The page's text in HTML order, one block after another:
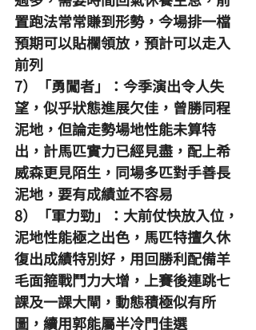
置跑法常常賺到形勢，今場排一檔
預期可以貼欄領放，預計可以走入
前列
7）「勇闖者」：今季演出令人失
望，似乎狀態進展欠佳，曾勝同程
泥地，但論走勢場地性能未算特
出，計馬匹實力已經見盡，配上希
威森更見陌生，同場多匹對手善長
泥地，要有成績並不容易
8）「軍力勁」：大前仗快放入位，
泥地性能極之出色，馬匹特擅久休
復出成績特別好，用回勝利配備羊
毛面箍戰鬥力大增，上賽後連跳七
課及一課大閘，動態積極似有所
圖，續用郭能屬半冷門佳選